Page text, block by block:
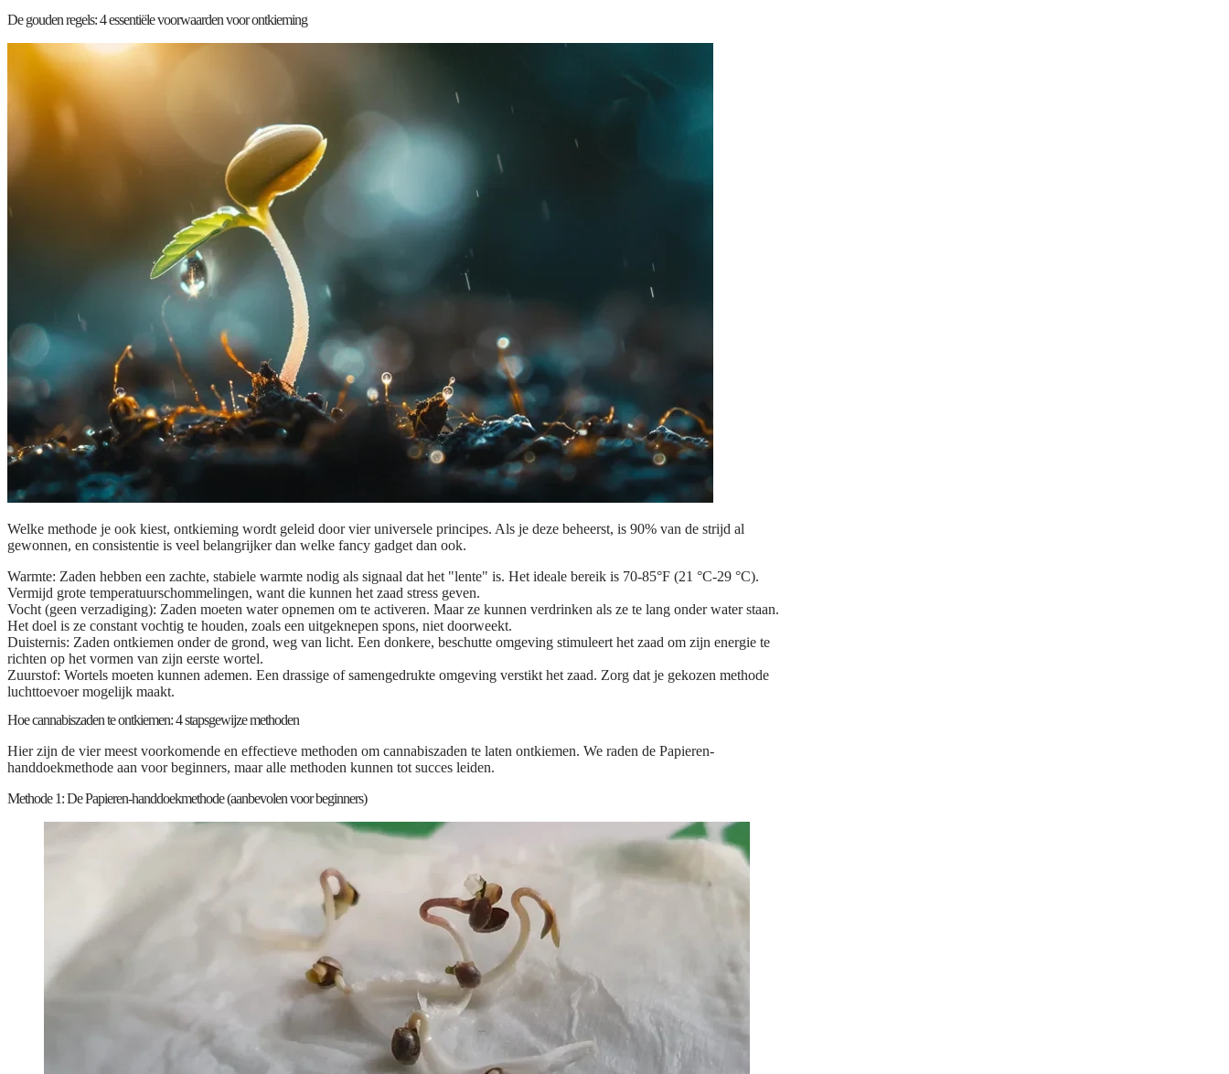
De gouden regels: 4 essentiële voorwaarden voor ontkieming
Welke methode je ook kiest, ontkieming wordt geleid door vier universele principes. Als je deze beheerst, is 90% van de strijd al
gewonnen, en consistentie is veel belangrijker dan welke fancy gadget dan ook.
Warmte: Zaden hebben een zachte, stabiele warmte nodig als signaal dat het "lente" is. Het ideale bereik is 70-85°F (21 °C-29 °C).
Vermijd grote temperatuurschommelingen, want die kunnen het zaad stress geven.
Vocht (geen verzadiging): Zaden moeten water opnemen om te activeren. Maar ze kunnen verdrinken als ze te lang onder water staan.
Het doel is ze constant vochtig te houden, zoals een uitgeknepen spons, niet doorweekt.
Duisternis: Zaden ontkiemen onder de grond, weg van licht. Een donkere, beschutte omgeving stimuleert het zaad om zijn energie te
richten op het vormen van zijn eerste wortel.
Zuurstof: Wortels moeten kunnen ademen. Een drassige of samengedrukte omgeving verstikt het zaad. Zorg dat je gekozen methode
luchttoevoer mogelijk maakt.
Hoe cannabiszaden te ontkiemen: 4 stapsgewijze methoden
Hier zijn de vier meest voorkomende en effectieve methoden om cannabiszaden te laten ontkiemen. We raden de Papieren-
handdoekmethode aan voor beginners, maar alle methoden kunnen tot succes leiden.
Methode 1: De Papieren-handdoekmethode (aanbevolen voor beginners)